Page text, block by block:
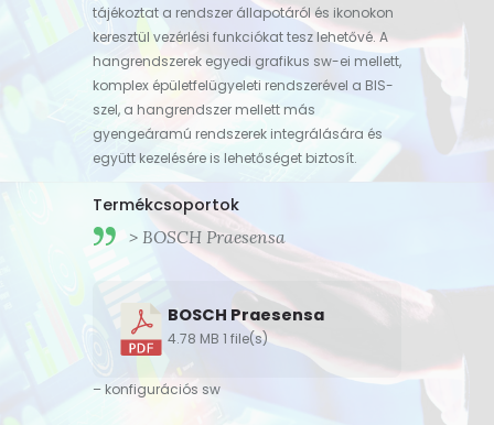
tájékoztat a rendszer állapotáról és ikonokon
keresztül vezérlési funkciókat tesz lehetővé. A
hangrendszerek egyedi grafikus sw-ei mellett,
komplex épületfelügyeleti rendszerével a BIS-
szel, a hangrendszer mellett más
gyengeáramú rendszerek integrálására és
együtt kezelésére is lehetőséget biztosít.
Termékcsoportok
> BOSCH Praesensa
BOSCH Praesensa
4.78 MB 1 file(s)
– konfigurációs sw